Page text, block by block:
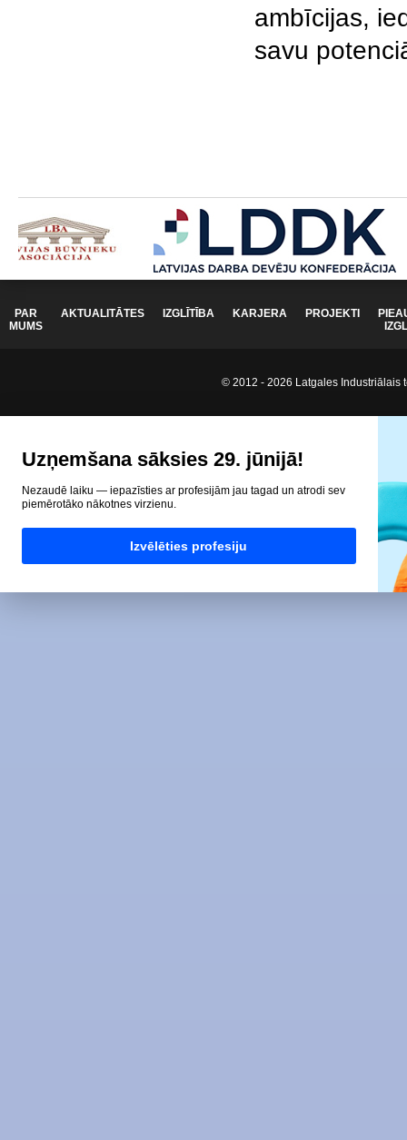
ambīcijas,
savu
PAR
MUMS
AKTUALITĀTES IZGLĪTĪBA KARJERA PROJEKTI
© 2012 - 2026 Latgales Industriālais
Uzņemšana sāksies 29. jūnijā!
Nezaudē laiku — iepazīsties ar profesijām jau tagad un atrodi sev
piemērotāko nākotnes virzienu.
Izvēlēties profesiju